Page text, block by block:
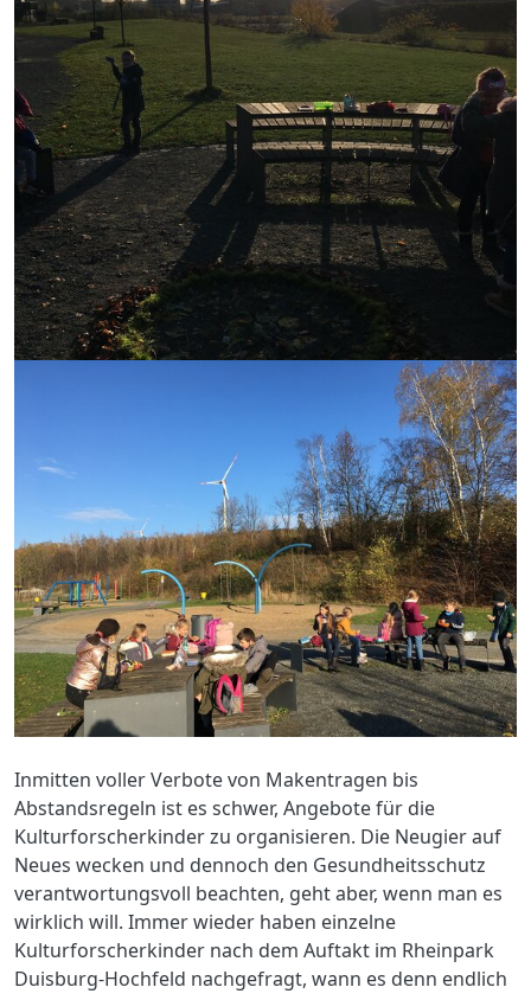
Inmitten voller Verbote von Makentragen bis
Abstandsregeln ist es schwer, Angebote für die
Kulturforscherkinder zu organisieren. Die Neugier auf
Neues wecken und dennoch den Gesundheitsschutz
verantwortungsvoll beachten, geht aber, wenn man es
wirklich will. Immer wieder haben einzelne
Kulturforscherkinder nach dem Auftakt im Rheinpark
Duisburg-Hochfeld nachgefragt, wann es denn endlich